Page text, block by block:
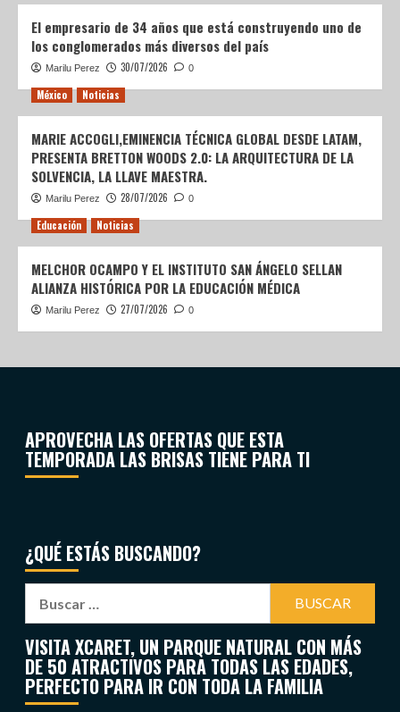
El empresario de 34 años que está construyendo uno de
los conglomerados más diversos del país
Marilu Perez 30/07/2026 0
México Noticias
MARIE ACCOGLI,EMINENCIA TÉCNICA GLOBAL DESDE LATAM,
PRESENTA BRETTON WOODS 2.0: LA ARQUITECTURA DE LA
SOLVENCIA, LA LLAVE MAESTRA.
Marilu Perez 28/07/2026 0
Educación Noticias
MELCHOR OCAMPO Y EL INSTITUTO SAN ÁNGELO SELLAN
ALIANZA HISTÓRICA POR LA EDUCACIÓN MÉDICA
Marilu Perez 27/07/2026 0
APROVECHA LAS OFERTAS QUE ESTA
TEMPORADA LAS BRISAS TIENE PARA TI
¿QUÉ ESTÁS BUSCANDO?
VISITA XCARET, UN PARQUE NATURAL CON MÁS
DE 50 ATRACTIVOS PARA TODAS LAS EDADES,
PERFECTO PARA IR CON TODA LA FAMILIA